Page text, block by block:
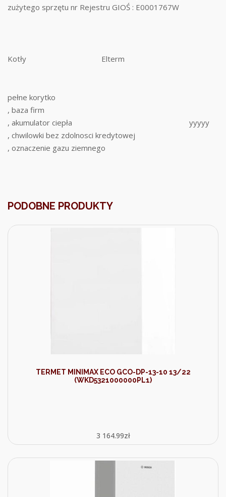
zużytego sprzętu nr Rejestru GIOŚ : E0001767W
Kotły Elterm
pełne korytko
, baza firm
, akumulator ciepła
, chwilowki bez zdolnosci kredytowej
, oznaczenie gazu ziemnego
yyyyy
PODOBNE PRODUKTY
TERMET MINIMAX ECO GCO-DP-13-10 13/22
(WKD5321000000PL1)
3 164.99zł